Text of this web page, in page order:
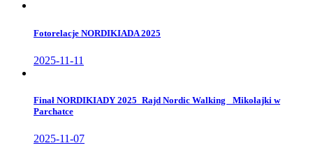
Fotorelacje NORDIKIADA 2025
2025-11-11
Finał NORDIKIADY 2025_Rajd Nordic Walking _Mikołajki w
Parchatce
2025-11-07